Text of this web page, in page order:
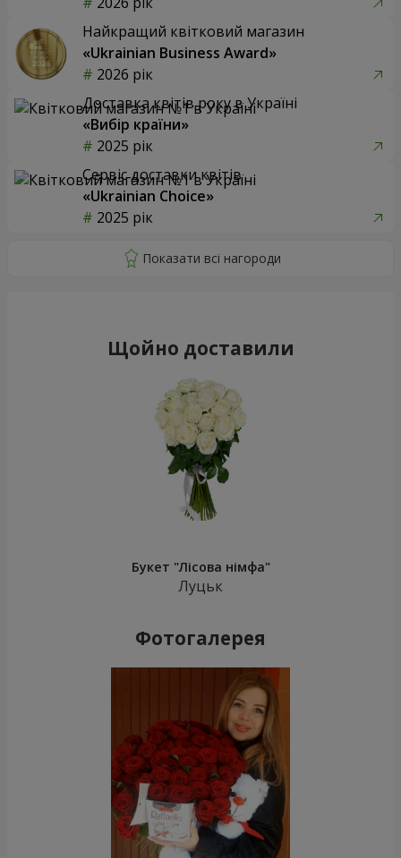
Найкращий квітковий магазин
«Ukrainian Business Award»
2026 рік
Доставка квітів року в Україні
«Вибір країни»
2025 рік
Сервіс доставки квітів
«Ukrainian Choice»
2025 рік
Щойно доставили
Букет "Лісова німфа"
Луцьк
Фотогалерея